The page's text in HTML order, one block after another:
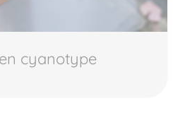
cyanotype